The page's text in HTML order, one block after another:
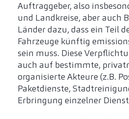
Auftraggeber, also
und Landkreise, aber auch
Länder dazu, dass ein Teil
Fahrzeuge künftig
sein muss. Diese
auch auf bestimmte,
organisierte Akteure (z.B.
Paketdienste,
Erbringung einzelner